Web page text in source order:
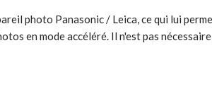
photo Panasonic / Leica, ce qui lui
en mode accéléré. Il n'est pas